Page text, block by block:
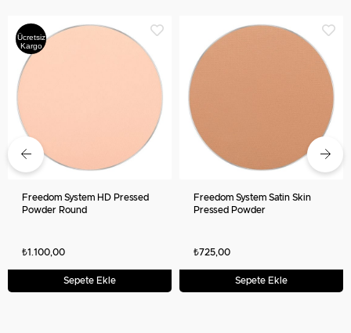
Ücretsiz
Kargo
Freedom System HD Pressed
Powder Round
₺1.100,00
Sepete Ekle
Freedom System Satin Skin
Pressed Powder
₺725,00
Sepete Ekle